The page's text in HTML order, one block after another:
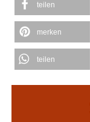
teilen
merken
teilen